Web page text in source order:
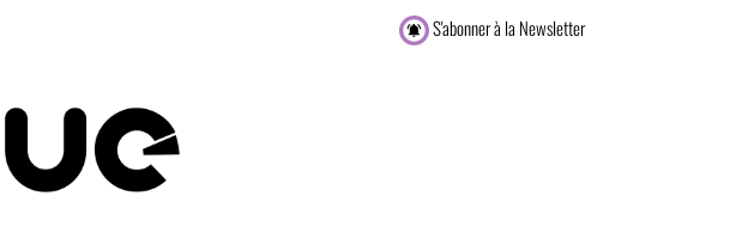
S'abonner à la Newsletter